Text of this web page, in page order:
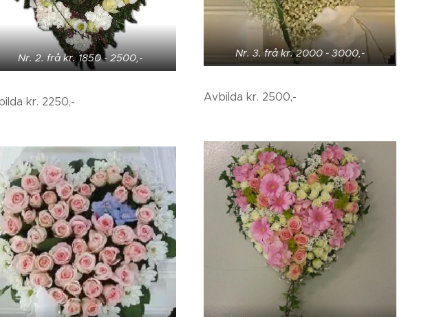
Nr. 2. frå kr. 1850 - 2500,-
kr. 2250,-
Nr. 3. frå kr. 2000 - 3000,-
Avbilda kr. 2500,-